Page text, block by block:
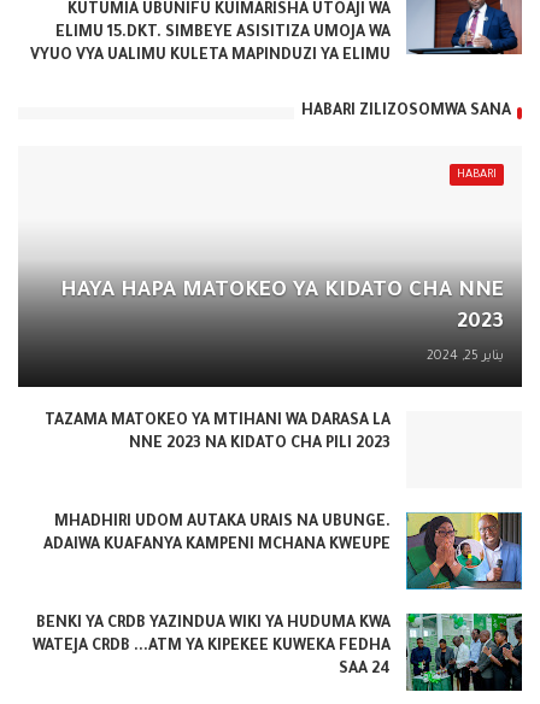
KUTUMIA UBUNIFU KUIMARISHA UTOAJI WA
ELIMU 15.DKT. SIMBEYE ASISITIZA UMOJA WA
VYUO VYA UALIMU KULETA MAPINDUZI YA ELIMU
HABARI ZILIZOSOMWA SANA
HABARI
HAYA HAPA MATOKEO YA KIDATO CHA NNE
2023
يناير 25, 2024
TAZAMA MATOKEO YA MTIHANI WA DARASA LA
NNE 2023 NA KIDATO CHA PILI 2023
MHADHIRI UDOM AUTAKA URAIS NA UBUNGE.
ADAIWA KUAFANYA KAMPENI MCHANA KWEUPE
BENKI YA CRDB YAZINDUA WIKI YA HUDUMA KWA
WATEJA CRDB ...ATM YA KIPEKEE KUWEKA FEDHA
SAA 24